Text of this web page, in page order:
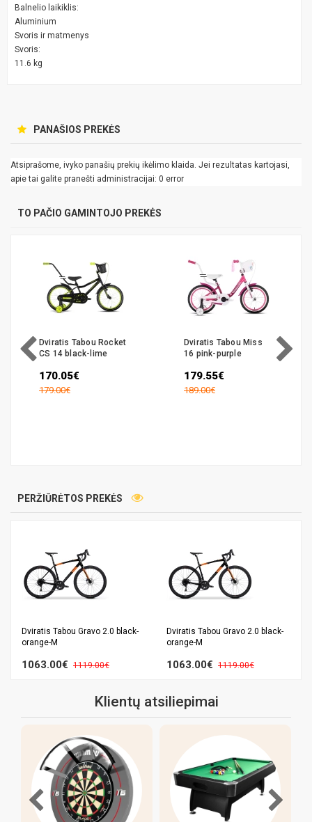
Balnelio laikiklis:
Aluminium
Svoris ir matmenys
Svoris:
11.6 kg
PANAŠIOS PREKĖS
Atsiprašome, ivyko panašių prekių ikėlimo klaida. Jei rezultatas kartojasi,
apie tai galite pranešti administracijai: 0 error
TO PAČIO GAMINTOJO PREKĖS
Dviratis Tabou Rocket
CS 14 black-lime
170.05€
179.00€
Dviratis Tabou Miss
16 pink-purple
179.55€
189.00€
PERŽIŪRĖTOS PREKĖS
Dviratis Tabou Gravo 2.0 black-
orange-M
1063.00€ 1119.00€
Dviratis Tabou Gravo 2.0 black-
orange-M
1063.00€ 1119.00€
Klientų atsiliepimai